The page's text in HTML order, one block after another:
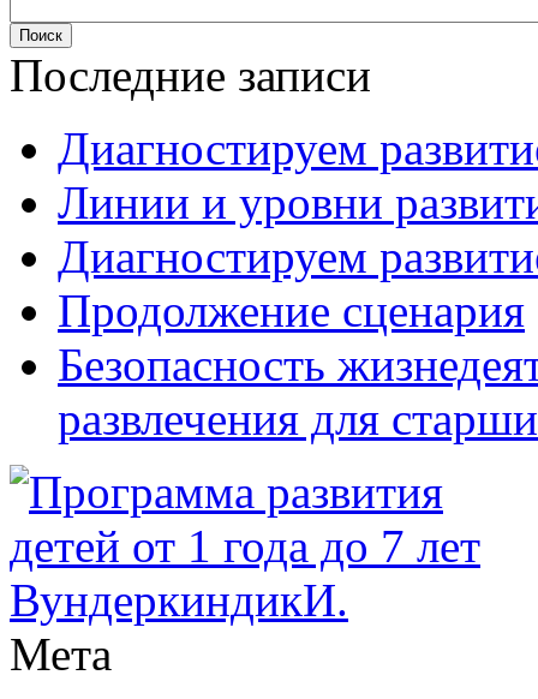
Последние записи
Диагностируем
Линии и уровни
Диагностируем
Продолжение сценария
Безопасность
развлечения для
Мета